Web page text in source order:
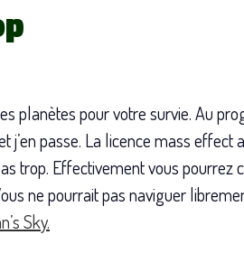
planètes pour votre survie. Au
passe. La licence mass effect
trop. Effectivement vous pourrez
ne pourrait pas naviguer
Sky.